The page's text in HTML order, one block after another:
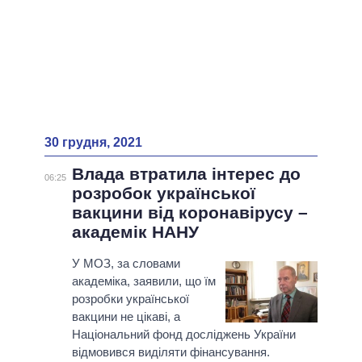
30 грудня, 2021
06:25
Влада втратила інтерес до
розробок української
вакцини від коронавірусу –
академік НАНУ
У МОЗ, за словами
академіка, заявили, що їм
розробки української
вакцини не цікаві, а
Національний фонд досліджень України
відмовився виділяти фінансування.